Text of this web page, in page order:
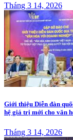
Tháng 3 14, 2026
Giới thiệu Diễn đàn
hệ giá trị mới cho văn
Tháng 3 14, 2026